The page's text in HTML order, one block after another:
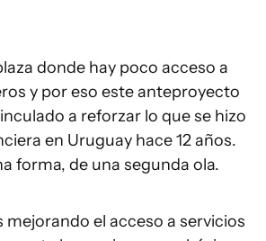
donde hay poco acceso a
y por eso este anteproyecto
a reforzar lo que se hizo
en Uruguay hace 12 años.
forma, de una segunda ola.
mejorando el acceso a servicios